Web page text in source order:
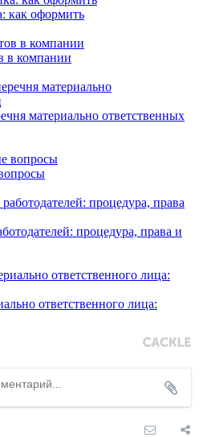
как оформить
в компании
материально ответственных
процедура, права и
ответственного лица: